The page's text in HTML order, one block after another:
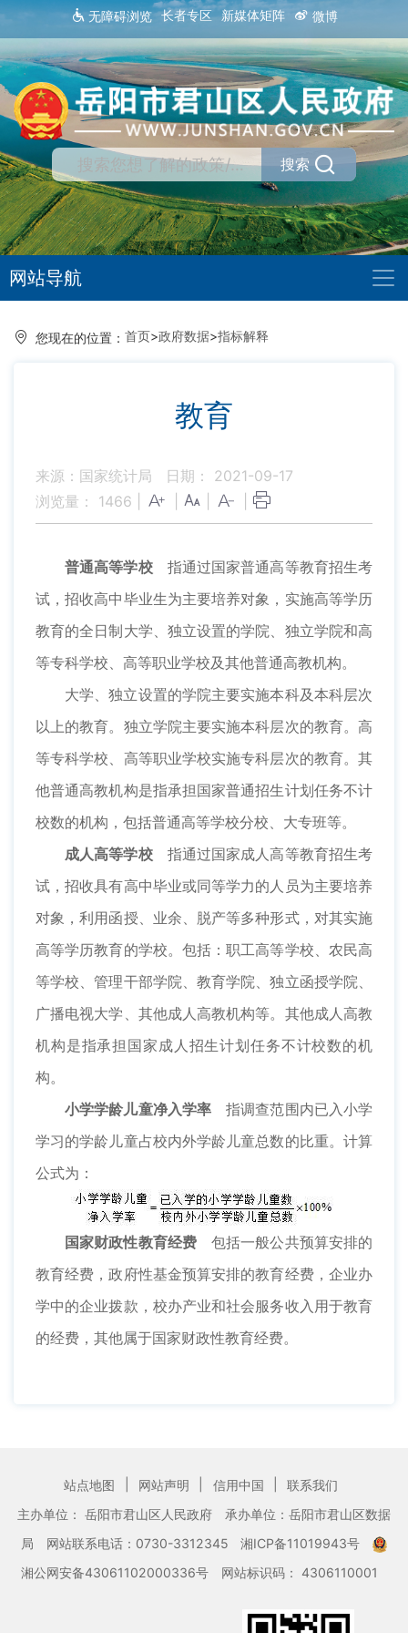
无障碍浏览 长者专区 新媒体矩阵 微博
搜索
网站导航
您现在的位置： 首页>政府数据>指标解释
教育
来源：国家统计局
日期： 2021-09-17
浏览量： 1466
普通高等学校指通过国家普通高等教育招生考
试，招收高中毕业生为主要培养对象，实施高等学历
教育的全日制大学、独立设置的学院、独立学院和高
等专科学校、高等职业学校及其他普通高教机构。
大学、独立设置的学院主要实施本科及本科层次
以上的教育。独立学院主要实施本科层次的教育。高
等专科学校、高等职业学校实施专科层次的教育。其
他普通高教机构是指承担国家普通招生计划任务不计
校数的机构，包括普通高等学校分校、大专班等。
成人高等学校指通过国家成人高等教育招生考
试，招收具有高中毕业或同等学力的人员为主要培养
对象，利用函授、业余、脱产等多种形式，对其实施
高等学历教育的学校。包括：职工高等学校、农民高
等学校、管理干部学院、教育学院、独立函授学院、
广播电视大学、其他成人高教机构等。其他成人高教
机构是指承担国家成人招生计划任务不计校数的机
构。
小学学龄儿童净入学率 指调查范围内已入小学
学习的学龄儿童占校内外学龄儿童总数的比重。计算
公式为：
国家财政性教育经费包括一般公共预算安排的
教育经费，政府性基金预算安排的教育经费，企业办
学中的企业拨款，校办产业和社会服务收入用于教育
的经费，其他属于国家财政性教育经费。
站点地图 网站声明 信用中国
联系我们
主办单位： 岳阳市君山区人民政府
承办单位：岳阳市君山区数据
局
网站联系电话：0730-3312345
湘ICP备11019943号
湘公网安备43061102000336号
网站标识码： 4306110001